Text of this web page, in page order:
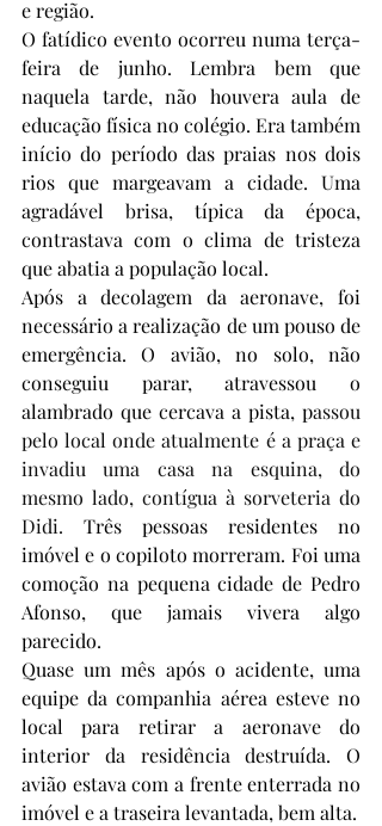
e região.
O fatídico evento ocorreu numa terça-
feira de junho. Lembra bem que
naquela tarde, não houvera aula de
educação física no colégio. Era também
início do período das praias nos dois
rios que margeavam a cidade. Uma
agradável brisa, típica da época,
contrastava com o clima de tristeza
que abatia a população local.
Após a decolagem da aeronave, foi
necessário a realização de um pouso de
emergência. O avião, no solo, não
conseguiu parar, atravessou o
alambrado que cercava a pista, passou
pelo local onde atualmente é a praça e
invadiu uma casa na esquina, do
mesmo lado, contígua à sorveteria do
Didi. Três pessoas residentes no
imóvel e o copiloto morreram. Foi uma
comoção na pequena cidade de Pedro
Afonso, que jamais vivera algo
parecido.
Quase um mês após o acidente, uma
equipe da companhia aérea esteve no
local para retirar a aeronave do
interior da residência destruída. O
avião estava com a frente enterrada no
imóvel e a traseira levantada, bem alta.